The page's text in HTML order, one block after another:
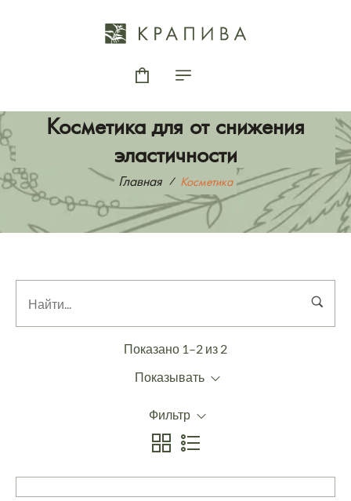
Косметика для от снижения
эластичности
Главная Косметика
Показано 1–2 из 2
Показывать
Фильтр